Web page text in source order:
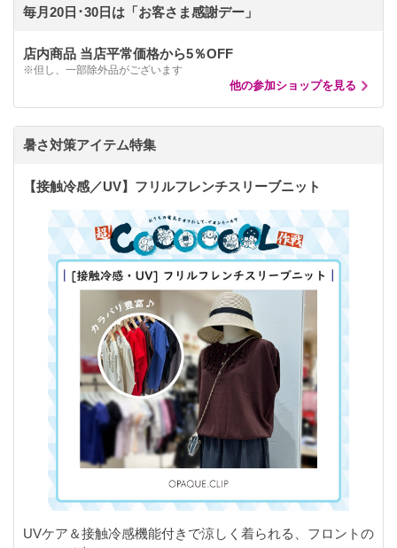
毎月20日･30日は「お客さま感謝デー」
店内商品 当店平常価格から5％OFF
※但し、一部除外品がございます
他の参加ショップを見る
暑さ対策アイテム特集
【接触冷感／UV】フリルフレンチスリーブニット
UVケア＆接触冷感機能付きで涼しく着られる、フロントの